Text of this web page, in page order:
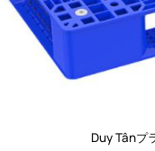
Duy Tânプ